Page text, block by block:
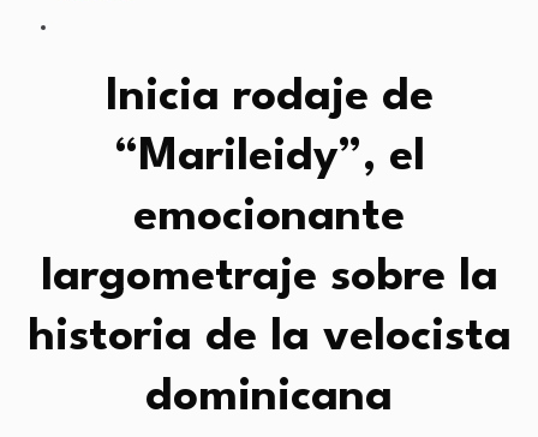
Inicia rodaje de
“Marileidy”, el
emocionante
largometraje sobre la
historia de la velocista
dominicana